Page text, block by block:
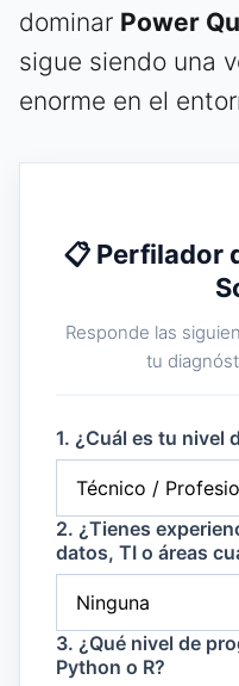
dominar Power
sigue siendo una
enorme en el
📋 Perfilador
Responde las
tu
1. ¿Cuál es tu nivel
2. ¿Tienes
datos, TI o áreas
3. ¿Qué nivel de
Python o R?